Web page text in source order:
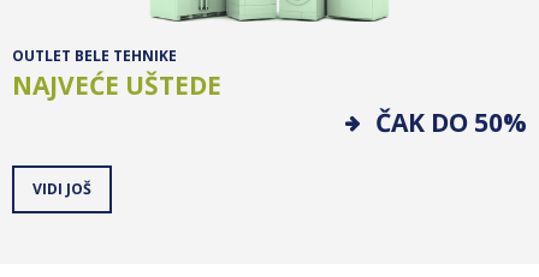
OUTLET BELE TEHNIKE
NAJVEĆE UŠTEDE
ČAK DO 50%
VIDI JOŠ